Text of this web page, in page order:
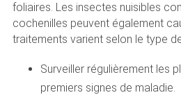
foliaires. Les insectes nuisibles
cochenilles peuvent également
traitements varient selon le type
Surveiller régulièrement les
premiers signes de maladie.